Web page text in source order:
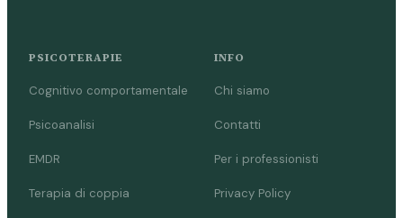
PSICOTERAPIE
Cognitivo comportamentale
Psicoanalisi
EMDR
Terapia di coppia
INFO
Chi siamo
Contatti
Per i professionisti
Privacy Policy